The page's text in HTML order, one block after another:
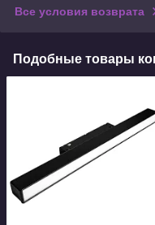
Все условия возврата
Подобные товары